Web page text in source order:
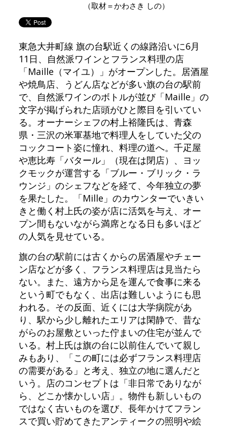
（取材＝かわさき しの）
東急大井町線 旗の台駅近くの線路沿いに6月
11日、自然派ワインとフランス料理の店
「Maille（マイユ）」がオープンした。居酒屋
や焼鳥店、うどん店などが多い旗の台の駅前
で、自然派ワインのボトルが並び「Maille」の
文字が掲げられた店頭がひと際目を引いてい
る。オーナーシェフの村上裕隆氏は、青森
県・三沢の米軍基地で料理人をしていた父の
コックコート姿に憧れ、料理の道へ。千疋屋
や恵比寿「バタール」（現在は閉店）、ヨッ
クモックが運営する「ブルー・ブリック・ラ
ウンジ」のシェフなどを経て、今年独立の夢
を果たした。「Mille」のカウンターでいきい
きと働く村上氏の姿が店に活気を与え、オー
プン間もないながら満席となる日も多いほど
の人気を見せている。
旗の台の駅前には古くからの居酒屋やチェー
ン店などが多く、フランス料理店は見当たら
ない。また、遠方から足を運んで食事に来る
という町でもなく、出店は難しいようにも思
われる。その反面、近くには大学病院があ
り、駅から少し離れたエリアは閑静で、昔な
がらのお屋敷といった佇まいの住宅が並んで
いる。村上氏は旗の台に以前住んでいて親し
みもあり、「この町には必ずフランス料理店
の需要がある」と考え、独立の地に選んだと
いう。店のコンセプトは「非日常でありなが
ら、どこか懐かしい店」。物件も新しいもの
ではなく古いものを選び、長年かけてフラン
スで買い貯めてきたアンティークの照明や絵